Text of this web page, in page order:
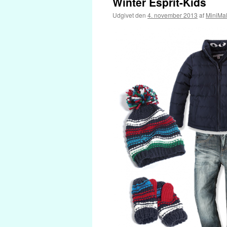
Udgivet den 4. november 2013 af